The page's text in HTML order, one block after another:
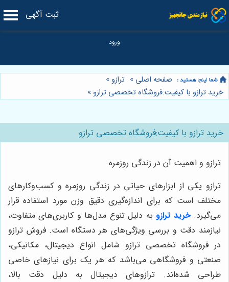
ثبت آگهی
صفحه اصلی » ترازو »
خرید ترازو با کیفیت:فروشگاه تخصصی ترازو »
خرید ترازو با کیفیت:فروشگاه تخصصی ترازو
ترازو و اهمیت آن در زندگی روزمره
ترازو یکی از ابزارهای حیاتی در زندگی روزمره و کسب‌وکارهای
مختلف است که برای اندازه‌گیری دقیق وزن مورد استفاده قرار
می‌گیرد. خرید ترازو به دلیل تنوع مدل‌ها و کاربری‌های متفاوت،
نیازمند دقت و بررسی ویژگی‌های هر دستگاه است. فروش ترازو
در فروشگاه تخصصی ترازو شامل انواع دیجیتال، مکانیکی،
صنعتی و فروشگاهی می‌باشد که هر یک برای نیازهای خاصی
طراحی شده‌اند. ترازوهای دیجیتال به دلیل دقت بالا،